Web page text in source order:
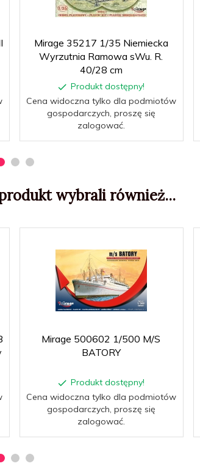
Mirage 35217 1/35 Niemiecka
Wyrzutnia Ramowa sWu. R.
40/28 cm
Produkt dostępny!
Cena widoczna tylko dla podmiotów
gospodarczych, proszę się
zalogować.
wybrali również...
Mirage 500602 1/500 M/S
BATORY
Produkt dostępny!
Cena widoczna tylko dla podmiotów
gospodarczych, proszę się
zalogować.